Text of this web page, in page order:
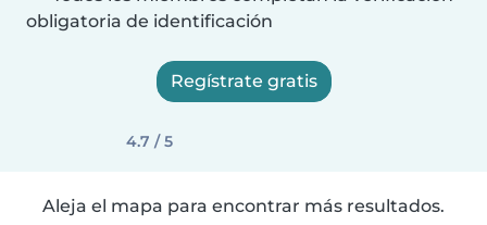
obligatoria de identificación
Regístrate gratis
4.7 / 5
Aleja el mapa para encontrar más resultados.